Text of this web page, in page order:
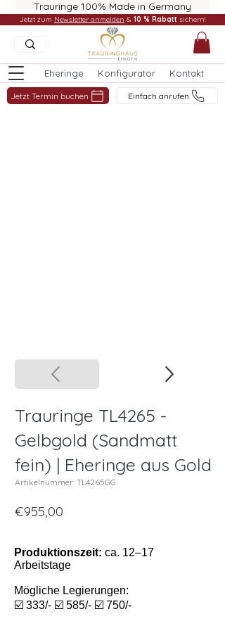
Trauringe 100% Made in Germany
Eheringe Konfigurator Kontakt
Jetzt Termin buchen Einfach anrufen
Jetzt zum Newsletter anmelden & 10 % Rabatt sichern!
Trauringe TL4265 -
Gelbgold (Sandmatt
fein) | Eheringe aus Gold
Artikelnummer: TL4265GG
€955,00
Produktionszeit: ca. 12–17
Arbeitstage
Mögliche Legierungen:
☑️ 333/- ☑️ 585/- ☑️ 750/-